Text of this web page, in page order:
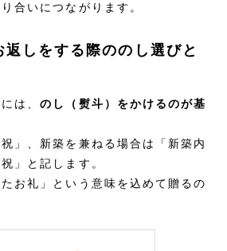
合いにつながります。
返しをする際ののし選びと
は、のし（熨斗）をかけるのが基
」、新築を兼ねる場合は「新築内
」と記します。
たお礼」という意味を込めて贈るの